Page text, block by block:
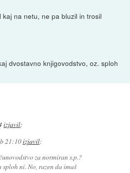
na netu, ne pa bluzil in trosil
dvostavno knjigovodstvo, oz. sploh
izjavil:
21:10izjavil:
za normiran s.p.?
sploh ni. No, razen da imaš